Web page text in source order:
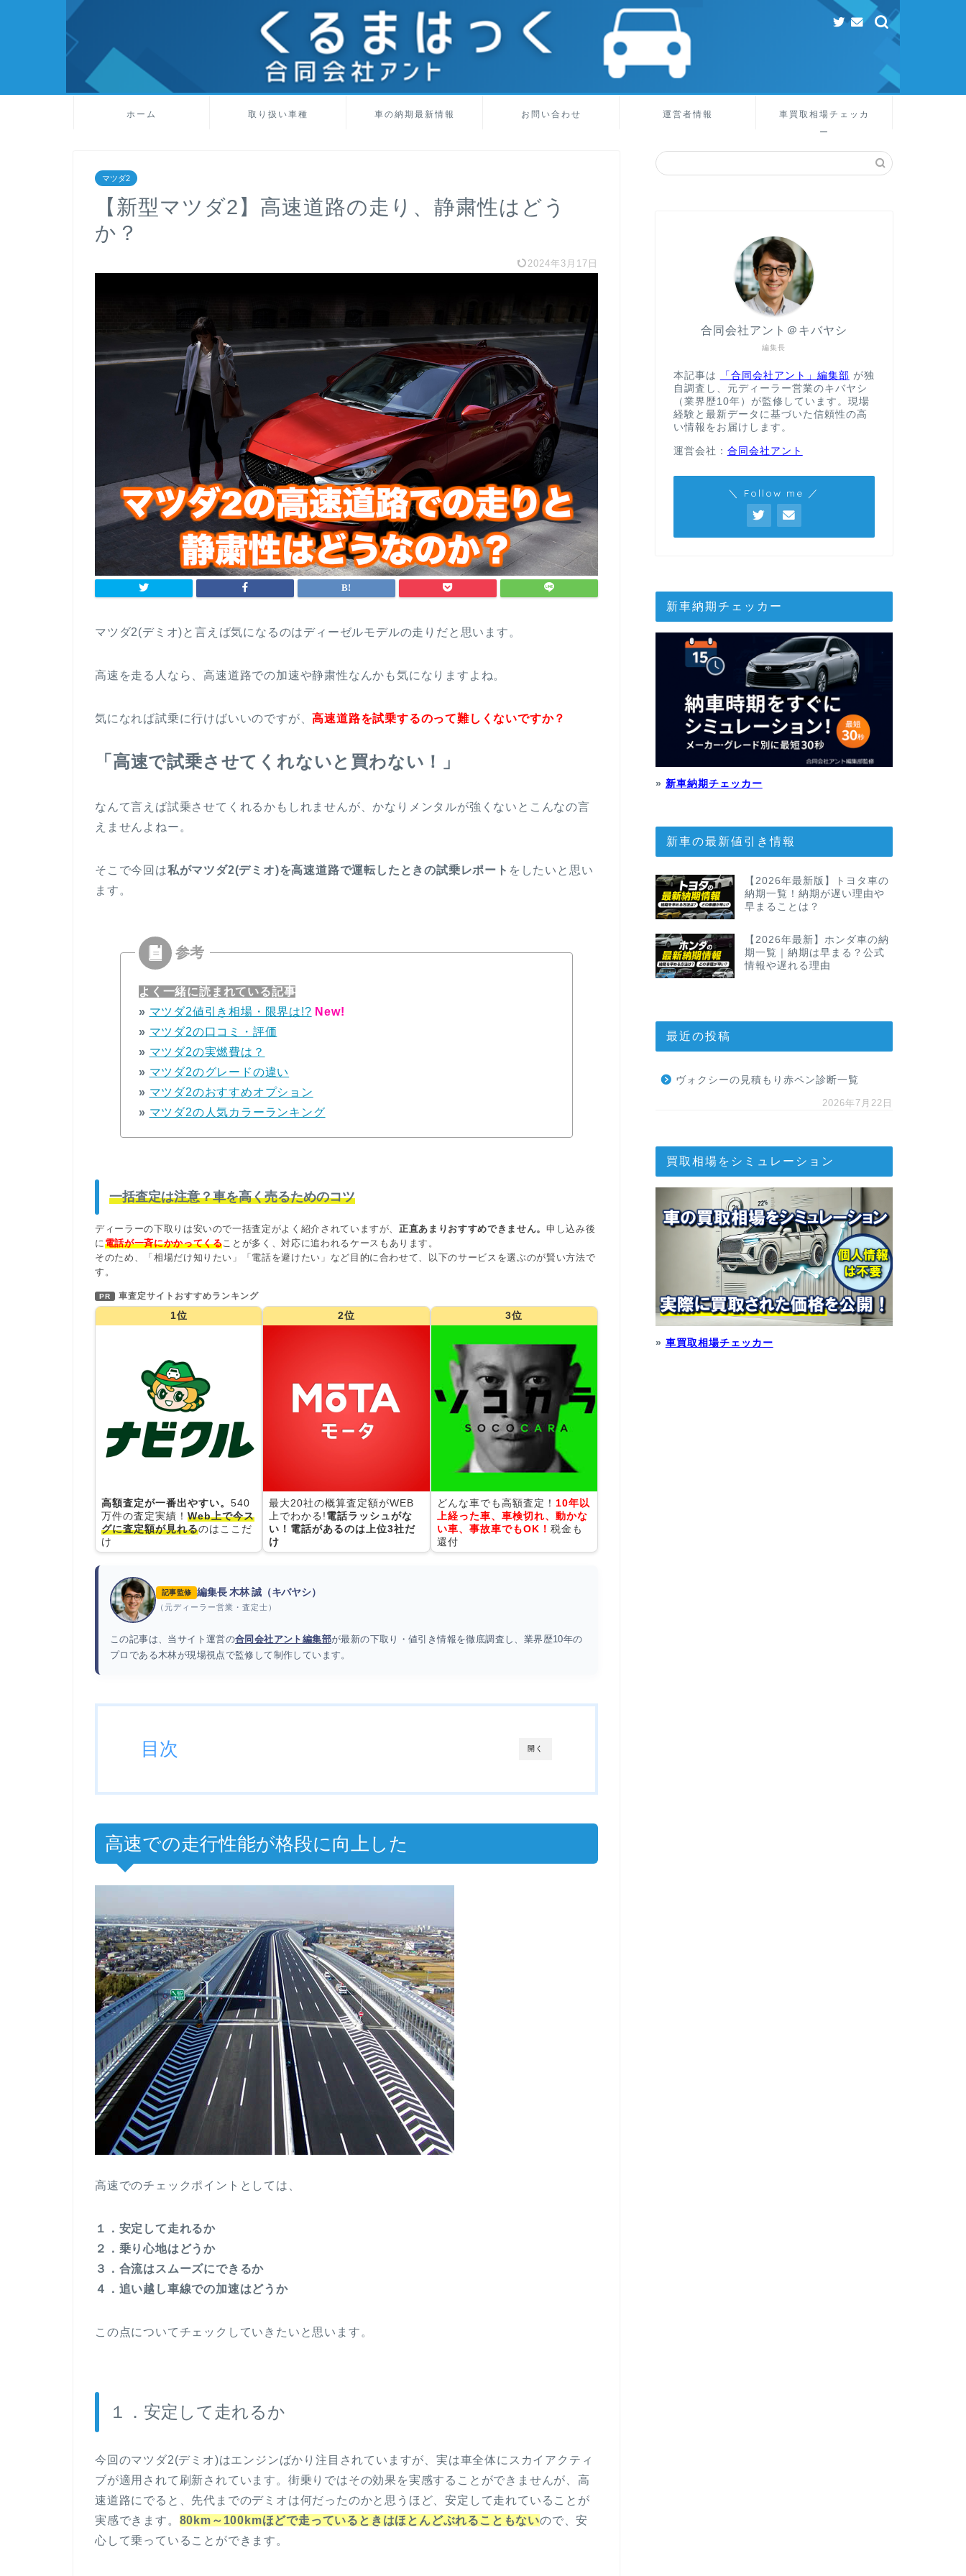
ホーム 取り扱い車種 車の納期最新情報 お問い合わせ 運営者情報
車買取相場チェッカ
ー
マツダ2
【新型マツダ2】高速道路の走り、静粛性はどう
か？
2024年3月17日
マツダ2(デミオ)と言えば気になるのはディーゼルモデルの走りだと思います。
高速を走る人なら、高速道路での加速や静粛性なんかも気になりますよね。
気になれば試乗に行けばいいのですが、高速道路を試乗するのって難しくないですか？
「高速で試乗させてくれないと買わない！」
なんて言えば試乗させてくれるかもしれませんが、かなりメンタルが強くないとこんなの言
えませんよねー。
そこで今回は私がマツダ2(デミオ)を高速道路で運転したときの試乗レポート をしたいと思い
ます。
よく一緒に読まれている記事
» マツダ2値引き相場・限界は!? New!
» マツダ2の口コミ・評価
» マツダ2の実燃費は？
» マツダ2のグレードの違い
» マツダ2のおすすめオプション
» マツダ2の人気カラーランキング
一括査定は注意？車を高く売るためのコツ
ディーラーの下取りは安いので一括査定がよく紹介されていますが、正直あまりおすすめできません。 申し込み後
に 電話が一斉にかかってくる ことが多く、対応に追われるケースもあります。
そのため、「相場だけ知りたい」「電話を避けたい」など目的に合わせて、以下のサービスを選ぶのが賢い方法で
す。
PR 車査定サイトおすすめランキング
1位
高額査定が一番出やすい。 540
万件の査定実績！ Web上で今ス
グに査定額が見れるのはここだ
け
2位
最大20社の概算査定額がWEB
上でわかる!電話ラッシュがな
い！電話があるのは上位3社だ
け
3位
どんな車でも高額査定！ 10年以
上経った車、車検切れ、動かな
い車、事故車でもOK！ 税金も
還付
記事監修 編集長 木林 誠（キバヤシ）
（元ディーラー営業・査定士）
この記事は、当サイト運営の合同会社アント編集部が最新の下取り・値引き情報を徹底調査し、業界歴10年の
プロである木林が現場視点で監修して制作しています。
開く
目次
高速での走行性能が格段に向上した
高速でのチェックポイントとしては、
１．安定して走れるか
２．乗り心地はどうか
３．合流はスムーズにできるか
４．追い越し車線での加速はどうか
この点についてチェックしていきたいと思います。
１．安定して走れるか
今回のマツダ2(デミオ)はエンジンばかり注目されていますが、実は車全体にスカイアクティ
ブが適用されて刷新されています。街乗りではその効果を実感することができませんが、高
速道路にでると、先代までのデミオは何だったのかと思うほど、安定して走れていることが
実感できます。 80km～100kmほどで走っているときはほとんどぶれることもないので、安
心して乗っていることができます。
編集長
合同会社アント＠キバヤシ
本記事は 「合同会社アント」編集部 が独
自調査し、元ディーラー営業のキバヤシ
（業界歴10年）が監修しています。現場
経験と最新データに基づいた信頼性の高
い情報をお届けします。
運営会社： 合同会社アント
＼ Follow me ／
新車納期チェッカー
» 新車納期チェッカー
新車の最新値引き情報
【2026年最新版】トヨタ車の
納期一覧！納期が遅い理由や
早まることは？
【2026年最新】ホンダ車の納
期一覧｜納期は早まる？公式
情報や遅れる理由
最近の投稿
ヴォクシーの見積もり赤ペン診断一覧
2026年7月22日
買取相場をシミュレーション
» 車買取相場チェッカー